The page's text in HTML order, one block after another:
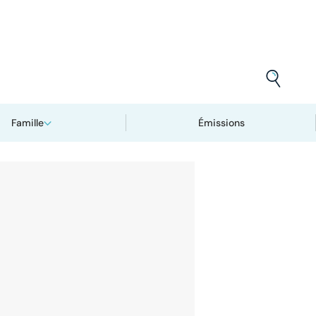
Famille Émissions